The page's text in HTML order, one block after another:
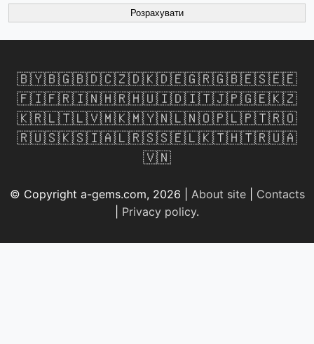
Розрахувати
🇧🇾🇧🇬🇧🇩🇨🇿🇩🇰🇩🇪🇬🇷🇬🇧🇪🇸🇪🇪
🇫🇮🇫🇷🇮🇳🇭🇷🇭🇺🇮🇩🇮🇹🇯🇵🇬🇪🇰🇿
🇰🇷🇱🇹🇱🇻🇲🇰🇲🇾🇳🇱🇳🇴🇵🇱🇵🇹🇷🇴
🇷🇺🇸🇰🇸🇮🇦🇱🇷🇸🇸🇪🇱🇰🇹🇭🇹🇷🇺🇦
🇻🇳
© Copyright a-gems.com, 2026 | About site| Contacts
Privacy policy.